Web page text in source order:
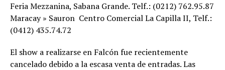
Feria Mezzanina, Sabana Grande. Telf.: (0212) 762.95.87
Maracay » Sauron  Centro Comercial La Capilla II, Telf.:
(0412) 435.74.72
El show a realizarse en Falcón fue recientemente
cancelado debido a la escasa venta de entradas. Las